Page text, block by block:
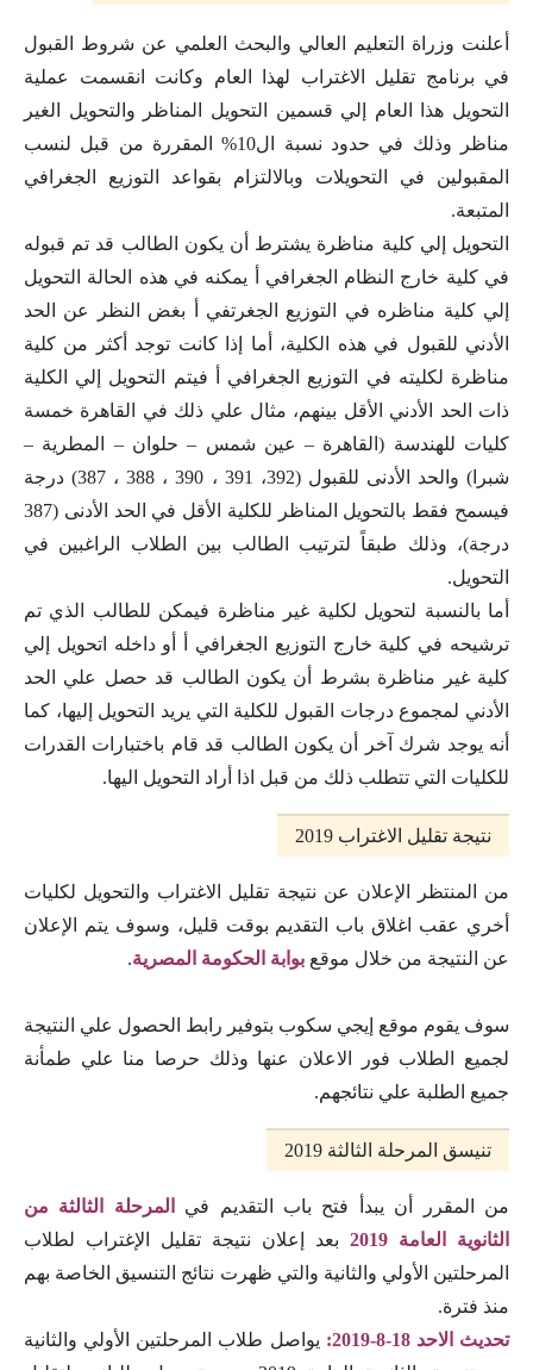
أعلنت وزراة التعليم العالي والبحث العلمي عن شروط القبول
في برنامج تقليل الاغتراب لهذا العام وكانت انقسمت عملية
التحويل هذا العام إلي قسمين التحويل المناظر والتحويل الغير
مناظر وذلك في حدود نسبة ال10% المقررة من قبل لنسب
المقبولين في التحويلات وبالالتزام بقواعد التوزيع الجغرافي
المتبعة.
التحويل إلي كلية مناظرة يشترط أن يكون الطالب قد تم قبوله
في كلية خارج النظام الجغرافي أ يمكنه في هذه الحالة التحويل
إلي كلية مناظره في التوزيع الجغرتفي أ بغض النظر عن الحد
الأدني للقبول في هذه الكلية، أما إذا كانت توجد أكثر من كلية
مناظرة لكليته في التوزيع الجغرافي أ فيتم التحويل إلي الكلية
ذات الحد الأدني الأقل بينهم، مثال علي ذلك في القاهرة خمسة
كليات للهندسة (القاهرة – عين شمس – حلوان – المطرية –
شبرا) والحد الأدنى للقبول (392، 391 ، 390 ، 388 ، 387) درجة
فيسمح فقط بالتحويل المناظر للكلية الأقل في الحد الأدنى (387
درجة)، وذلك طبقاً لترتيب الطالب بين الطلاب الراغبين في
التحويل.
أما بالنسبة لتحويل لكلية غير مناظرة فيمكن للطالب الذي تم
ترشيحه في كلية خارج التوزيع الجغرافي أ أو داخله اتحويل إلي
كلية غير مناظرة بشرط أن يكون الطالب قد حصل علي الحد
الأدني لمجموع درجات القبول للكلية التي يريد التحويل إليها، كما
أنه يوجد شرك آخر أن يكون الطالب قد قام باختبارات القدرات
للكليات التي تتطلب ذلك من قبل اذا أراد التحويل اليها.
نتيجة تقليل الاغتراب 2019
من المنتظر الإعلان عن نتيجة تقليل الاغتراب والتحويل لكليات
أخري عقب اغلاق باب التقديم بوقت قليل، وسوف يتم الإعلان
عن النتيجة من خلال موقع بوابة الحكومة المصرية.
سوف يقوم موقع إيجي سكوب بتوفير رابط الحصول علي النتيجة
لجميع الطلاب فور الاعلان عنها وذلك حرصا منا علي طمأنة
جميع الطلبة علي نتائجهم.
تنيسق المرحلة الثالثة 2019
من المقرر أن يبدأ فتح باب التقديم في
المرحلة الثالثة من
الثانوية العامة 2019
بعد إعلان نتيجة تقليل الإغتراب لطلاب
المرحلتين الأولي والثانية والتي ظهرت نتائج التنسيق الخاصة بهم
منذ فترة.
تحديث الاحد 18-8-2019:
يواصل طلاب المرحلتين الأولي والثانية